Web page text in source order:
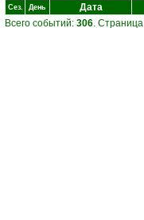
Сез. День
Дата
Всего событий: 306. Страница